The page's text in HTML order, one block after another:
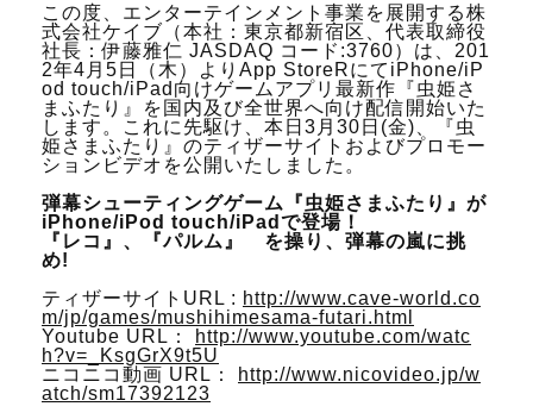
この度、エンターテインメント事業を展開する株
式会社ケイブ（本社：東京都新宿区、代表取締役
社長：伊藤雅仁 JASDAQ コード:3760）は、201
2年4月5日（木）よりApp StoreRにてiPhone/iP
od touch/iPad向けゲームアプリ最新作『虫姫さ
まふたり』を国内及び全世界へ向け配信開始いた
します。これに先駆け、本日3月30日(金)、『虫
姫さまふたり』のティザーサイトおよびプロモー
ションビデオを公開いたしました。
弾幕シューティングゲーム『虫姫さまふたり』が
iPhone/iPod touch/iPadで登場！
『レコ』、『パルム』 を操り、弾幕の嵐に挑
め!
ティザーサイトURL : http://www.cave-world.co
m/jp/games/mushihimesama-futari.html
Youtube URL：
http://www.youtube.com/watc
h?v=_KsgGrX9t5U
ニコニコ動画 URL：
http://www.nicovideo.jp/w
atch/sm17392123